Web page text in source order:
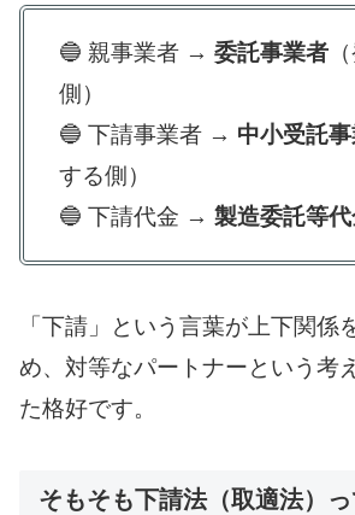
🔵 親事業者 → 委託事業者（
側）
🔵 下請事業者 → 中小受託
する側）
🔵 下請代金 → 製造委託等
「下請」という言葉が上下関係
め、対等なパートナーという考
た格好です。
そもそも下請法（取適法）